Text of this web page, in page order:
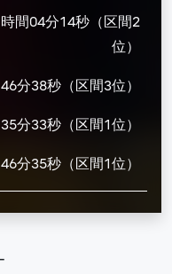
間04分14秒（区間2
位）
46分38秒（区間3位）
35分33秒（区間1位）
46分35秒（区間1位）